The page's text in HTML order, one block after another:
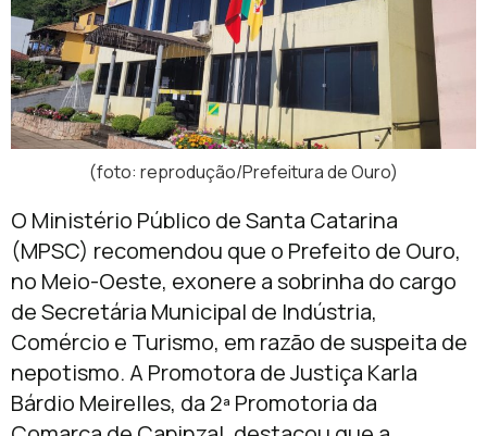
(foto: reprodução/Prefeitura de Ouro)
O Ministério Público de Santa Catarina
(MPSC) recomendou que o Prefeito de Ouro,
no Meio-Oeste, exonere a sobrinha do cargo
de Secretária Municipal de Indústria,
Comércio e Turismo, em razão de suspeita de
nepotismo. A Promotora de Justiça Karla
Bárdio Meirelles, da 2ª Promotoria da